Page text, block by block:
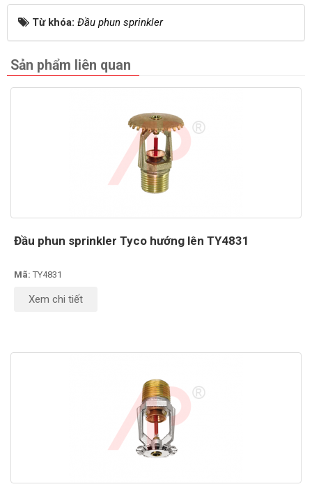
Từ khóa: Đầu phun sprinkler
Sản phẩm liên quan
Đầu phun sprinkler Tyco hướng lên TY4831
Mã: TY4831
Xem chi tiết